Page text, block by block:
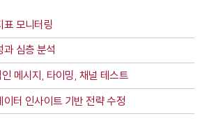
표 모니터링
과 심층 분석
메시지, 타이밍, 채널 테스트
이터 인사이트 기반 전략 수정